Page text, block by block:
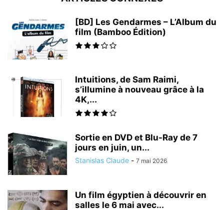
[BD] Les Gendarmes – L’Album du
film (Bamboo Édition)
Intuitions, de Sam Raimi,
s’illumine à nouveau grâce à la
4K,...
Sortie en DVD et Blu-Ray de 7
jours en juin, un...
Stanislas Claude - 7 mai 2026
Un film égyptien à découvrir en
salles le 6 mai avec...